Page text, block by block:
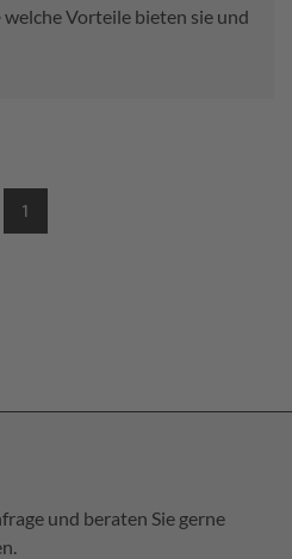
Vorteile bieten sie und
1(CURRENT)
und beraten Sie gerne